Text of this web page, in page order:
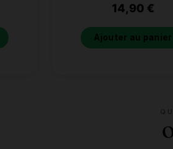
14,90 €
Ajouter au panier